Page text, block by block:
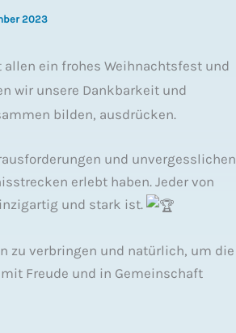
2023
allen ein frohes Weihnachtsfest und
wir unsere Dankbarkeit und
bilden, ausdrücken.
und unvergesslichen
erlebt haben. Jeder von
und stark ist.
zu verbringen und natürlich, um die
Freude und in Gemeinschaft